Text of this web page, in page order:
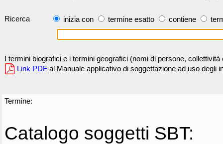
Ricerca inizia con termine esatto contiene
I termini biografici e i termini geografici (nomi di persone,
Link PDF al Manuale applicativo di soggettazione ad uso degli
Termine:
Catalogo soggetti SBT: